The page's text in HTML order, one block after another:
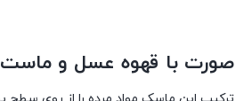
صورت با قهوه عسل و ماست